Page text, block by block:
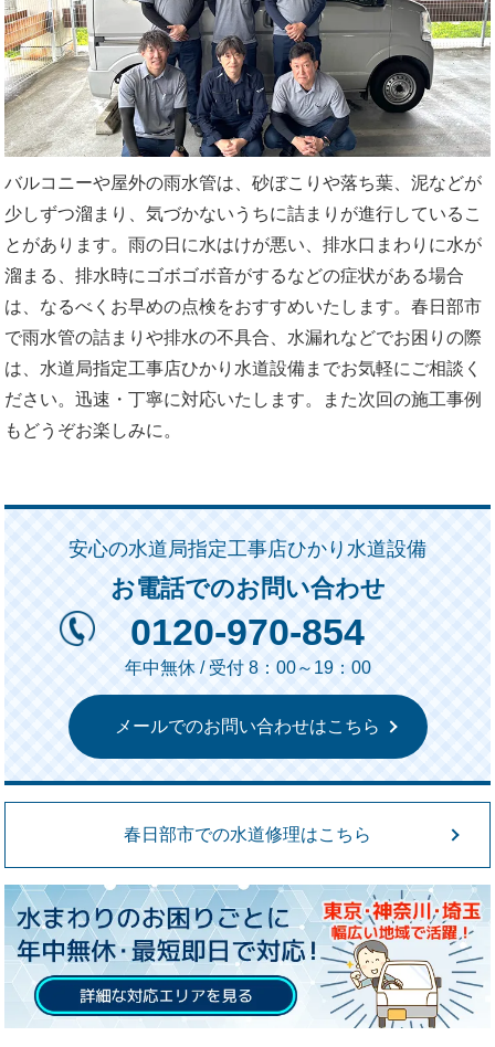
バルコニーや屋外の雨水管は、砂ぼこりや落ち葉、泥などが
少しずつ溜まり、気づかないうちに詰まりが進行しているこ
とがあります。雨の日に水はけが悪い、排水口まわりに水が
溜まる、排水時にゴボゴボ音がするなどの症状がある場合
は、なるべくお早めの点検をおすすめいたします。春日部市
で雨水管の詰まりや排水の不具合、水漏れなどでお困りの際
は、水道局指定工事店ひかり水道設備までお気軽にご相談く
ださい。迅速・丁寧に対応いたします。また次回の施工事例
もどうぞお楽しみに。
安心の水道局指定工事店ひかり水道設備
お電話でのお問い合わせ
0120-970-854
年中無休 / 受付 8：00～19：00
メールでのお問い合わせはこちら
春日部市での水道修理はこちら